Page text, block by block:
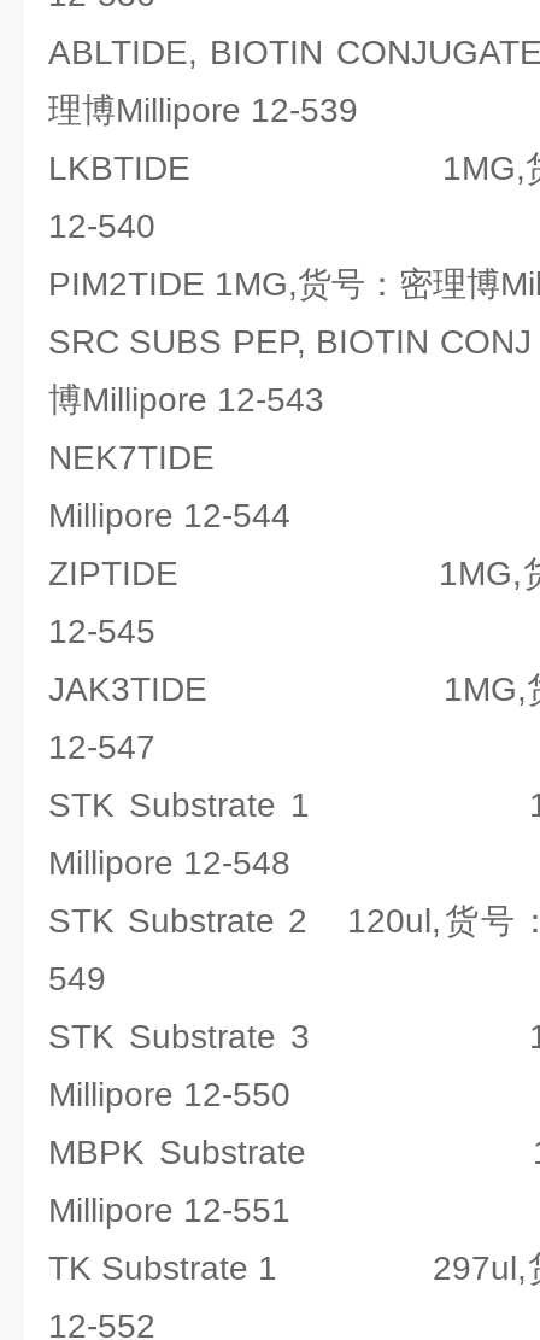
ABLTIDE, BIOTIN
理博Millipore 12-539
LKBTIDE 1MG,货号
12-540
PIM2TIDE 1MG,货号：密理博
SRC SUBS PEP, BIOTIN
博Millipore 12-543
NEK7TIDE 1MG,
Millipore 12-544
ZIPTIDE 1MG,货号：
12-545
JAK3TIDE 1MG,货号
12-547
STK Substrate 1
Millipore 12-548
STK Substrate 2 120ul,货号
549
STK Substrate 3
Millipore 12-550
MBPK Substrate
Millipore 12-551
TK Substrate 1 297ul,货
12-552